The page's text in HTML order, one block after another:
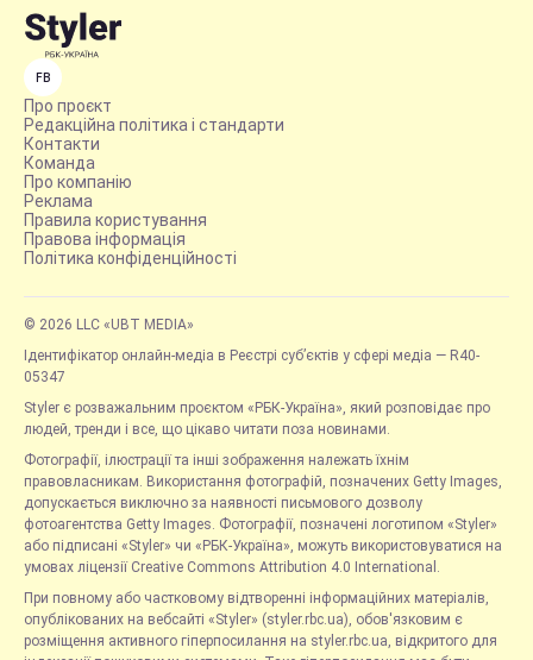
FB
Про проєкт
Редакційна політика і стандарти
Контакти
Команда
Про компанію
Реклама
Правила користування
Правова інформація
Політика конфіденційності
© 2026 LLC «UBT MEDIA»
Ідентифікатор онлайн-медіа в Реєстрі суб’єктів у сфері медіа — R40-
05347
Styler є розважальним проєктом «РБК-Україна», який розповідає про
людей, тренди і все, що цікаво читати поза новинами.
Фотографії, ілюстрації та інші зображення належать їхнім
правовласникам. Використання фотографій, позначених Getty Images,
допускається виключно за наявності письмового дозволу
фотоагентства Getty Images. Фотографії, позначені логотипом «Styler»
або підписані «Styler» чи «РБК-Україна», можуть використовуватися на
умовах ліцензії Creative Commons Attribution 4.0 International.
При повному або частковому відтворенні інформаційних матеріалів,
опублікованих на вебсайті «Styler» (styler.rbc.ua), обов'язковим є
розміщення активного гіперпосилання на styler.rbc.ua, відкритого для